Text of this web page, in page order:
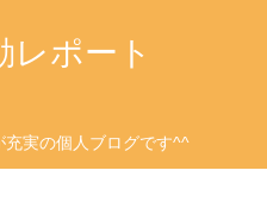
レポート
実の個人ブログです^^